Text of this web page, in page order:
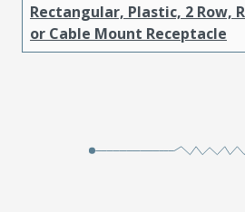
Rectangular, Plastic, 2 Row,
or Cable Mount Receptacle